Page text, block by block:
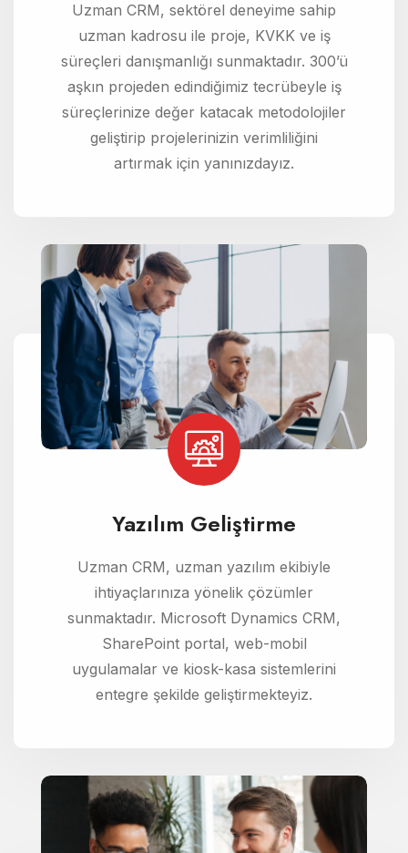
Uzman CRM, sektörel deneyime sahip
uzman kadrosu ile proje, KVKK ve iş
süreçleri danışmanlığı sunmaktadır. 300’ü
aşkın projeden edindiğimiz tecrübeyle iş
süreçlerinize değer katacak metodolojiler
geliştirip projelerinizin verimliliğini
artırmak için yanınızdayız.
Yazılım Geliştirme
Uzman CRM, uzman yazılım ekibiyle
ihtiyaçlarınıza yönelik çözümler
sunmaktadır. Microsoft Dynamics CRM,
SharePoint portal, web-mobil
uygulamalar ve kiosk-kasa sistemlerini
entegre şekilde geliştirmekteyiz.